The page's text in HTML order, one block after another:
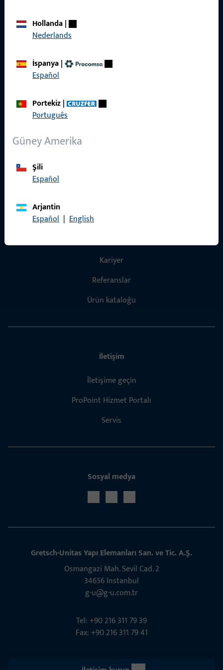
Hollanda|
Nederlands
İspanya|
Español
Portekiz|
Português
Güney Amerika
Şili
Español
Arjantin
Español | English
Künye
Genel Şartlar ve Koşullar
Kariyer
Referanslar
Ürün kataloğu
İletişim
İletişime geçin
ProPoint Hizmet Portalı
Servis
Sosyal medya
Gret­sch­-Unitas Yapı Elem­­anları San. ve Tic. A.Ş.
Osmangazi Mah. Sevil Cad. 2
34656 Instanbul
g-u@g-u.com.tr
Tel: +90 216 311 79 39
Fax: +90 216 311 79 41